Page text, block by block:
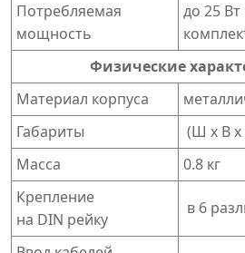
Потребляемая
мощность
до 25
Физические
Материал корпуса
Габариты
(Ш x В x
Масса
0.8 кг
Крепление
на DIN рейку
в 6